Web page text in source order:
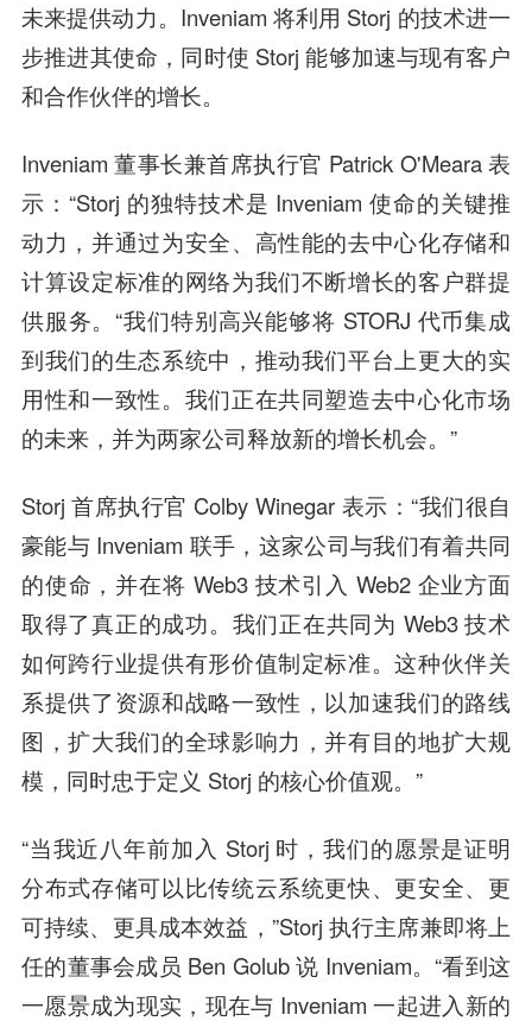
未来提供动力。Inveniam 将利用 Storj 的技术进一
步推进其使命，同时使 Storj 能够加速与现有客户
和合作伙伴的增长。
Inveniam 董事长兼首席执行官 Patrick O'Meara 表
示：“Storj 的独特技术是 Inveniam 使命的关键推
动力，并通过为安全、高性能的去中心化存储和
计算设定标准的网络为我们不断增长的客户群提
供服务。“我们特别高兴能够将 STORJ 代币集成
到我们的生态系统中，推动我们平台上更大的实
用性和一致性。我们正在共同塑造去中心化市场
的未来，并为两家公司释放新的增长机会。”
Storj 首席执行官 Colby Winegar 表示：“我们很自
豪能与 Inveniam 联手，这家公司与我们有着共同
的使命，并在将 Web3 技术引入 Web2 企业方面
取得了真正的成功。我们正在共同为 Web3 技术
如何跨行业提供有形价值制定标准。这种伙伴关
系提供了资源和战略一致性，以加速我们的路线
图，扩大我们的全球影响力，并有目的地扩大规
模，同时忠于定义 Storj 的核心价值观。”
“当我近八年前加入 Storj 时，我们的愿景是证明
分布式存储可以比传统云系统更快、更安全、更
可持续、更具成本效益，”Storj 执行主席兼即将上
任的董事会成员 Ben Golub 说 Inveniam。“看到这
一愿景成为现实，现在与 Inveniam 一起进入新的